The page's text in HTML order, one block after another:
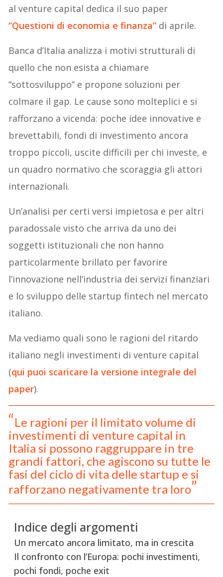
al venture capital dedica il suo paper
“Questioni di economia e finanza” di aprile.
Banca d’Italia analizza i motivi strutturali di
quello che non esista a chiamare
“sottosviluppo” e propone soluzioni per
colmare il gap. Le cause sono molteplici e si
rafforzano a vicenda: poche idee innovative e
brevettabili, fondi di investimento ancora
troppo piccoli, uscite difficili per chi investe, e
un quadro normativo che scoraggia gli attori
internazionali.
Un’analisi per certi versi impietosa e per altri
paradossale visto che arriva da uno dei
soggetti istituzionali che non hanno
particolarmente brillato per favorire
l’innovazione nell’industria dei servizi finanziari
e lo sviluppo delle startup fintech nel mercato
italiano.
Ma vediamo quali sono le ragioni del ritardo
italiano negli investimenti di venture capital
(qui puoi scaricare la versione integrale del
paper).
Le ragioni per il limitato volume di
investimenti di venture capital in
Italia si possono raggruppare in tre
grandi fattori, che agiscono su tutte le
fasi del ciclo di vita delle startup e si
rafforzano negativamente tra loro
Indice degli argomenti
Un mercato ancora limitato, ma in crescita
Il confronto con l’Europa: pochi investimenti,
pochi fondi, poche exit